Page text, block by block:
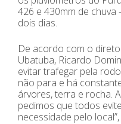
426 e 430mm de chuva
dois dias.
De acordo com o
Ubatuba, Ricardo
evitar trafegar pela
não para e há
árvores, terra e rocha.
pedimos que todos
necessidade pelo